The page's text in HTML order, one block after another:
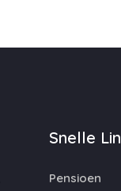
Snelle
Pensioen